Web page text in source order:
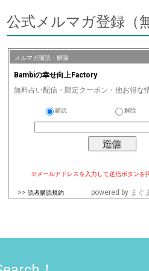
公式メルマガ登録（
メルマガ購読・解除
Bambiの幸せ向上Factory
無料占い配信・限定クーポン・他お得な
購読 解除
※メールアドレスを入力して送信ボタンを
>> 読者購読規約 powered by まぐ